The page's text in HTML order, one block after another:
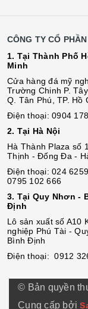
CÔNG TY CỔ
1. Tại Thành Phố
Minh
Cửa hàng đá mỹ
Trường Chinh P. Tây
Q. Tân Phú, TP. Hồ
Điện thoại: 0904
2. Tại Hà Nội
Hà Thành Plaza số
Thịnh - Đống Đa -
Điện thoại: 024
0795 102 666
3. Tại Quy Nhơn -
Định
Lô sản xuất số A10
nghiệp Phú Tài -
Bình Định
Điện thoại: 0912
© Bản quyền
Cung cấp bởi